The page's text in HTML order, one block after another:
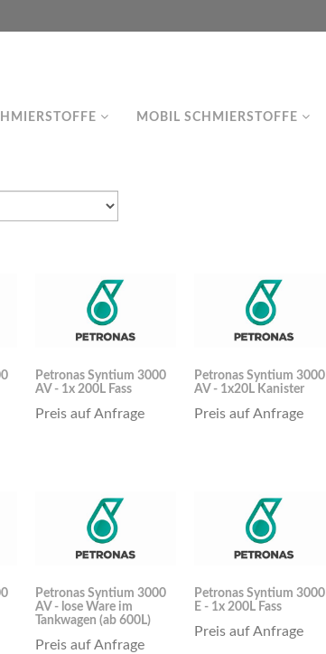
MOBIL SCHMIERSTOFFE
Petronas Syntium 3000
AV - 1x 200L Fass
Preis auf Anfrage
Petronas Syntium 3000
AV - 1x20L Kanister
Preis auf Anfrage
Petronas Syntium 3000
AV - lose Ware im
Tankwagen (ab 600L)
Preis auf Anfrage
Petronas Syntium 3000
E - 1x 200L Fass
Preis auf Anfrage